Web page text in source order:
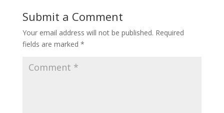
Submit a Comment
Your email address will not be published. Required
fields are marked *